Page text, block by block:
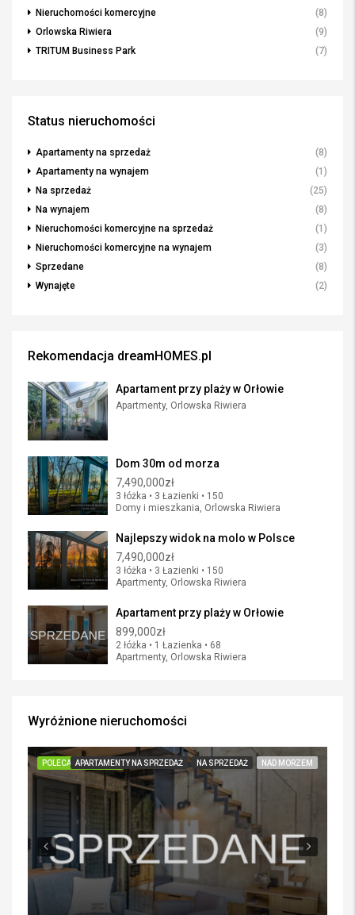
Nieruchomości komercyjne
(8)
Orlowska Riwiera
(9)
TRITUM Business Park
(7)
Status nieruchomości
Apartamenty na sprzedaż
(8)
Apartamenty na wynajem
(1)
Na sprzedaż
(25)
Na wynajem
(8)
Nieruchomości komercyjne na sprzedaż
(1)
Nieruchomości komercyjne na wynajem
(3)
Sprzedane
(8)
Wynajęte
(2)
Rekomendacja dreamHOMES.pl
Apartament przy plaży w Orłowie
Apartmenty, Orlowska Riwiera
Dom 30m od morza
7,490,000zł
3 łóżka • 3 Łazienki • 150
Domy i mieszkania, Orlowska Riwiera
Najlepszy widok na molo w Polsce
7,490,000zł
3 łóżka • 3 Łazienki • 150
Apartmenty, Orlowska Riwiera
Apartament przy plaży w Orłowie
899,000zł
2 łóżka • 1 Łazienka • 68
Apartmenty, Orlowska Riwiera
Wyróżnione nieruchomości
POLECANE POZYCJE
APARTAMENTY NA SPRZEDAŻ NA SPRZEDAŻ NAD MORZEM